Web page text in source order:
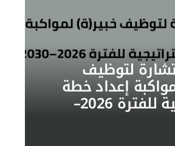
لتوظيف
إعداد خطة
استراتيجية للفترة 2026–